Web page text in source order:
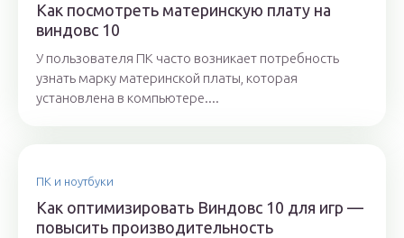
Как посмотреть материнскую плату на
виндовс 10
У пользователя ПК часто возникает потребность
узнать марку материнской платы, которая
установлена в компьютере....
ПК и ноутбуки
Как оптимизировать Виндовс 10 для игр —
повысить производительность